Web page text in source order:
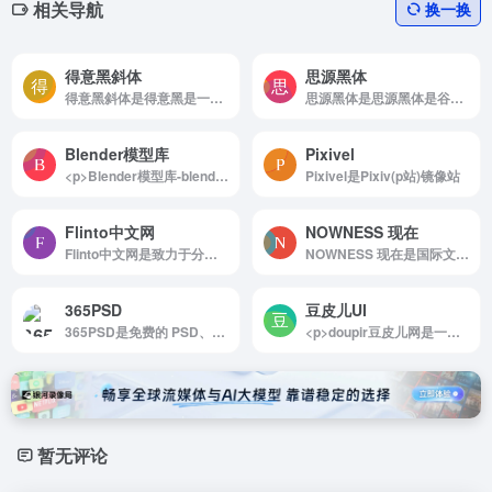
相关导航 换一换
得意黑斜体
得意黑斜体是得意黑是一款新发布的、优美...
思源黑体
思源黑体是思源黑体是谷歌出品的思源系...
Blender模型库
<p>Blender模型库-blender素材资源免费下载模型库，这里有有blender模型下载、blender材质球纹理贴图下载、blender中文汉化版软件下载等blender模型3d素材资源免费下载，助力3d建模开发，是blender爱好者的家园！</p>
Pixivel
Pixivel是Pixiv(p站)镜像站
Flinto中文网
Flinto中文网是致力于分享Flinto原型设计教程与资源
NOWNESS 现在
NOWNESS 现在是国际文化线上平台 创意短片
365PSD
365PSD是免费的 PSD、图形和矢量文件
豆皮儿UI
<p>doupir豆皮儿网是一个专注于UI领域的垂直素材资源共享平台，旨在为UI设计师提供基础UI设计素材，并逐步打造成为一个垂直的素材交流平台。</p>
暂无评论